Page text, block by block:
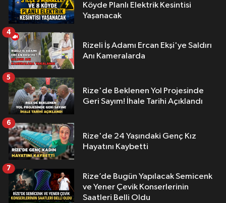
Köyde Planlı Elektrik Kesintisi
Yaşanacak
Rizeli İş Adamı Ercan Ekşi'ye Saldırı
Anı Kameralarda
4
Rize'de Beklenen Yol Projesinde
Geri Sayım! İhale Tarihi Açıklandı
5
Rize'de 24 Yaşındaki Genç Kız
Hayatını Kaybetti
6
Rize’de Bugün Yapılacak Semicenk
ve Yener Çevik Konserlerinin
Saatleri Belli Oldu
7